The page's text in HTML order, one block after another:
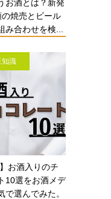
お酒とは？新発
焼売とビール
み合わせを検...
知識
お酒入りのチ
10選をお酒メデ
で選んでみた。